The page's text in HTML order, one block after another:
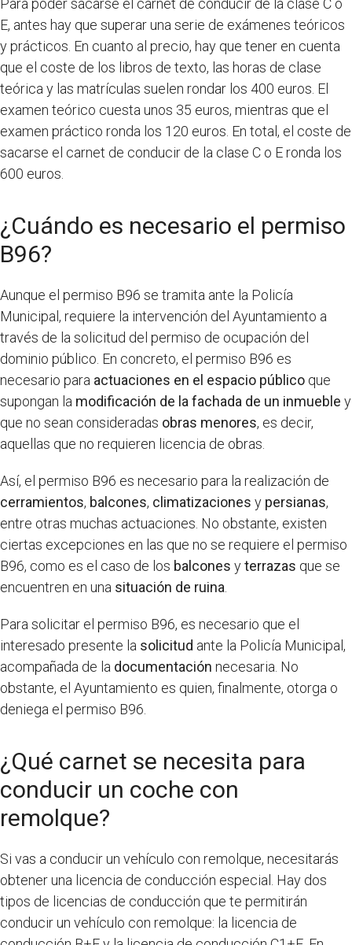
Para poder sacarse el carnet de conducir de la clase C o
E, antes hay que superar una serie de exámenes teóricos
y prácticos. En cuanto al precio, hay que tener en cuenta
que el coste de los libros de texto, las horas de clase
teórica y las matrículas suelen rondar los 400 euros. El
examen teórico cuesta unos 35 euros, mientras que el
examen práctico ronda los 120 euros. En total, el coste de
sacarse el carnet de conducir de la clase C o E ronda los
600 euros.
¿Cuándo es necesario el permiso
B96?
Aunque el permiso B96 se tramita ante la Policía
Municipal, requiere la intervención del Ayuntamiento a
través de la solicitud del permiso de ocupación del
dominio público. En concreto, el permiso B96 es
necesario para actuaciones en el espacio público que
supongan la modificación de la fachada de un inmueble y
que no sean consideradas obras menores, es decir,
aquellas que no requieren licencia de obras.
Así, el permiso B96 es necesario para la realización de
cerramientos, balcones, climatizaciones y persianas,
entre otras muchas actuaciones. No obstante, existen
ciertas excepciones en las que no se requiere el permiso
B96, como es el caso de los balcones yterrazas que se
encuentren en una situación de ruina
Para solicitar el permiso B96, es necesario que el
interesado presente la solicitud ante la Policía Municipal,
acompañada de la documentación necesaria. No
obstante, el Ayuntamiento es quien, finalmente, otorga o
deniega el permiso B96.
¿Qué carnet se necesita para
conducir un coche con
remolque?
Si vas a conducir un vehículo con remolque, necesitarás
obtener una licencia de conducción especial. Hay dos
tipos de licencias de conducción que te permitirán
conducir un vehículo con remolque: la licencia de